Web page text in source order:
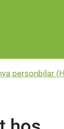
personbilar